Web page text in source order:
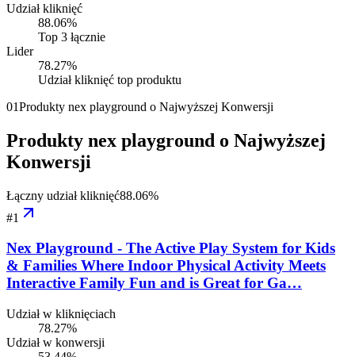
Udział kliknięć
88.06%
Top 3 łącznie
Lider
78.27%
Udział kliknięć top produktu
01Produkty nex playground o Najwyższej Konwersji
Produkty nex playground o Najwyższej
Konwersji
Łączny udział kliknięć88.06%
#1
Nex Playground - The Active Play System for Kids
& Families Where Indoor Physical Activity Meets
Interactive Family Fun and is Great for Ga…
Udział w kliknięciach
78.27%
Udział w konwersji